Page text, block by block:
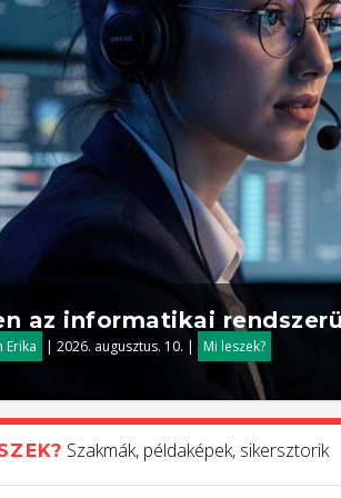
az informatikai
Erika |2026. augusztus. 10. | Mi leszek?
Szakmák, példaképek, sikersztorik